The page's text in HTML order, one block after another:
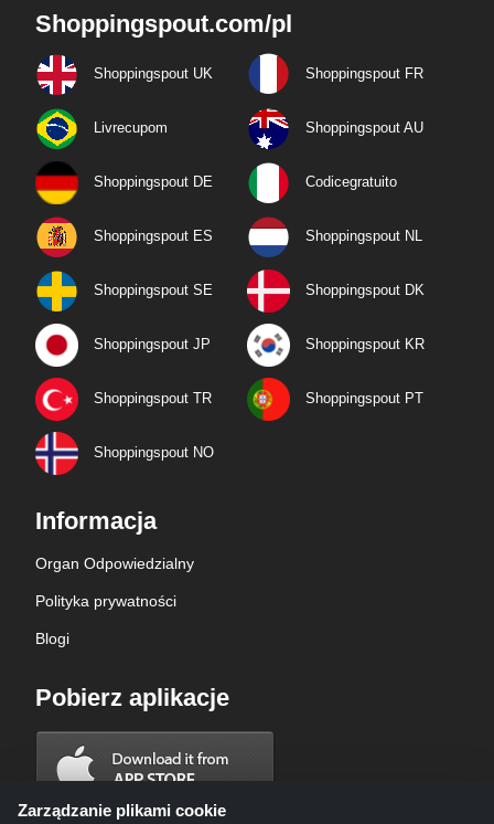
Shoppingspout.com/pl
Shoppingspout UK Shoppingspout FR
Livrecupom Shoppingspout AU
Shoppingspout DE Codicegratuito
Shoppingspout ES Shoppingspout NL
Shoppingspout SE Shoppingspout DK
Shoppingspout JP Shoppingspout KR
Shoppingspout TR Shoppingspout PT
Shoppingspout NO
Informacja
Organ Odpowiedzialny
Polityka prywatności
Blogi
Pobierz aplikacje
Zarządzanie plikami cookie